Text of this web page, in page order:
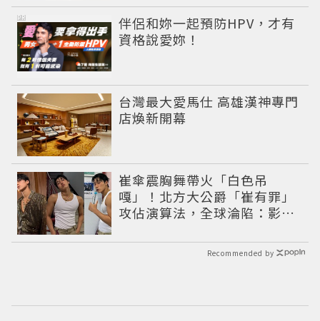
的復古運動穿搭 LOOK
伴侶和妳一起預防HPV，才有
資格說愛妳！
PR
台灣最大愛馬仕 高雄漢神專門
店煥新開幕
崔傘震胸舞帶火「白色吊
嘎」！北方大公爵「崔有罪」
攻佔演算法，全球淪陷：影片
Recommended by